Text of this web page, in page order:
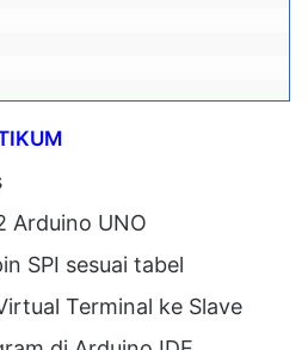
Arduino UNO
SPI sesuai tabel
Terminal ke Slave